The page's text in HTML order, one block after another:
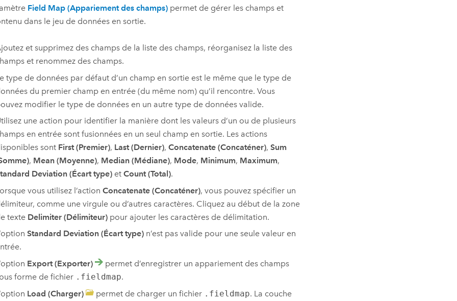
Field Map (Appariement des champs)permet de gérer les champs et
dans le jeu de données en sortie.
et supprimez des champs de la liste des champs, réorganisez la liste des
et renommez des champs.
type de données par défaut d’un champ en sortie est le même que le type de
du premier champ en entrée (du même nom) qu’il rencontre. Vous
modifier le type de données en un autre type de données valide.
une action pour identifier la manière dont les valeurs d’un ou de plusieurs
en entrée sont fusionnées en un seul champ en sortie. Les actions
sont First (Premier), Last (Dernier), Concatenate (Concaténer), Sum
, Mean (Moyenne), Median (Médiane), Mode, Minimum, Maximum,
Deviation (Écart type)et Count (Total).
vous utilisez l’action Concatenate (Concaténer), vous pouvez spécifier un
comme une virgule ou d’autres caractères. Cliquez au début de la zone
texte Delimiter (Délimiteur)pour ajouter les caractères de délimitation.
Standard Deviation (Écart type)n’est pas valide pour une seule valeur en
Export (Exporter)
permet d’enregistrer un appariement des champs
forme de fichier .fieldmap.
Load (Charger) permet de charger un fichier .fieldmap. La couche